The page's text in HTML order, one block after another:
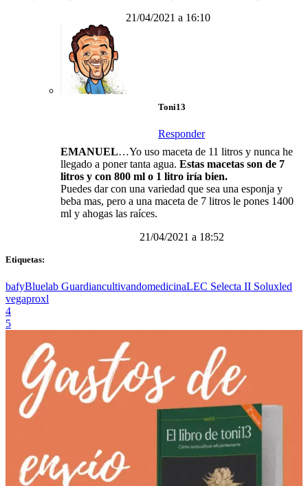
21/04/2021 a 16:10
Toni13
Responder
EMANUEL…Yo uso maceta de 11 litros y nunca he
llegado a poner tanta agua. Estas macetas son de 7
litros y con 800 ml o 1 litro iría bien.
Puedes dar con una variedad que sea una esponja y
beba mas, pero a una maceta de 7 litros le pones 1400
ml y ahogas las raíces.
21/04/2021 a 18:52
Etiquetas:
bafyBluelab GuardiancultivandomedicinaLEC Selecta II Soluxled
vegaproxl